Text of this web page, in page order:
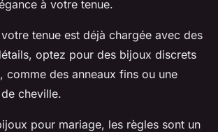
à votre tenue.
tenue est déjà chargée avec des
optez pour des bijoux discrets
comme des anneaux fins ou une
cheville.
pour mariage, les règles sont un